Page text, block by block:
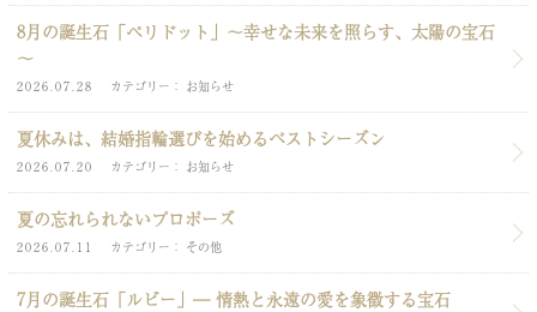
8月の誕生石「ペリドット」～幸せな未来を照らす、太陽の宝石
～
2026.07.28 カテゴリー お知らせ
夏休みは、結婚指輪選びを始めるベストシーズン
2026.07.20 カテゴリー お知らせ
夏の忘れられないプロポーズ
2026.07.11 カテゴリー その他
7月の誕生石「ルビー」― 情熱と永遠の愛を象徴する宝石